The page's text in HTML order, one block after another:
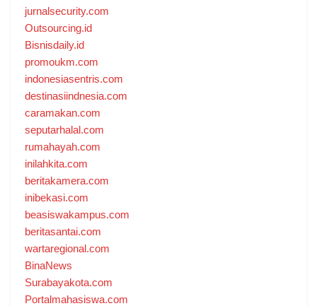
jurnalsecurity.com
Outsourcing.id
Bisnisdaily.id
promoukm.com
indonesiasentris.com
destinasiindnesia.com
caramakan.com
seputarhalal.com
rumahayah.com
inilahkita.com
beritakamera.com
inibekasi.com
beasiswakampus.com
beritasantai.com
wartaregional.com
BinaNews
Surabayakota.com
Portalmahasiswa.com